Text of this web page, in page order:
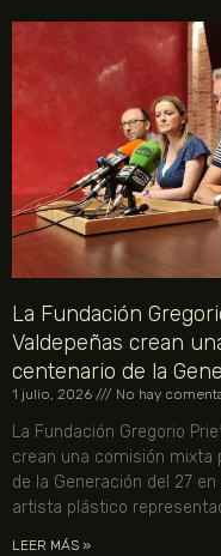
La Fundación
Valdepeñas crean
centenario de la
1 julio, 2026 No hay
La Fundación Gregorio
crean una comisión mixta
de la Generación del 27
artista plástico
LEER MÁS »